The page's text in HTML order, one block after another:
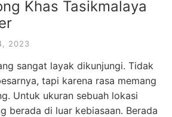
Khas Tasikmalaya
2023
sangat layak dikunjungi. Tidak
tapi karena rasa memang
Untuk ukuran sebuah lokasi
berada di luar kebiasaan. Berada